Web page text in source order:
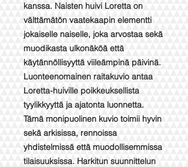
kanssa. Naisten huivi Loretta on
välttämätön vaatekaapin elementti
jokaiselle naiselle, joka arvostaa sekä
muodikasta ulkonäköä että
käytännöllisyyttä viileämpinä päivinä.
Luonteenomainen raitakuvio antaa
Loretta-huiville poikkeuksellista
tyylikkyyttä ja ajatonta luonnetta.
Tämä monipuolinen kuvio toimii hyvin
sekä arkisissa, rennoissa
yhdistelmissä että muodollisemmissa
tilaisuuksissa. Harkitun suunnittelun